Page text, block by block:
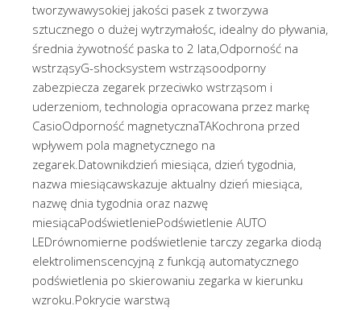
tworzywawysokiej jakości pasek z tworzywa
sztucznego o dużej wytrzymałośc, idealny do pływania,
średnia żywotność paska to 2 lata,Odporność na
wstrząsyG-shocksystem wstrząsoodporny
zabezpiecza zegarek przeciwko wstrząsom i
uderzeniom, technologia opracowana przez markę
CasioOdporność magnetycznaTAKochrona przed
wpływem pola magnetycznego na
zegarek.Datownikdzień miesiąca, dzień tygodnia,
nazwa miesiącawskazuje aktualny dzień miesiąca,
nazwę dnia tygodnia oraz nazwę
miesiącaPodświetleniePodświetlenie AUTO
LEDrównomierne podświetlenie tarczy zegarka diodą
elektrolimenscencyjną z funkcją automatycznego
podświetlenia po skierowaniu zegarka w kierunku
wzroku.Pokrycie warstwą